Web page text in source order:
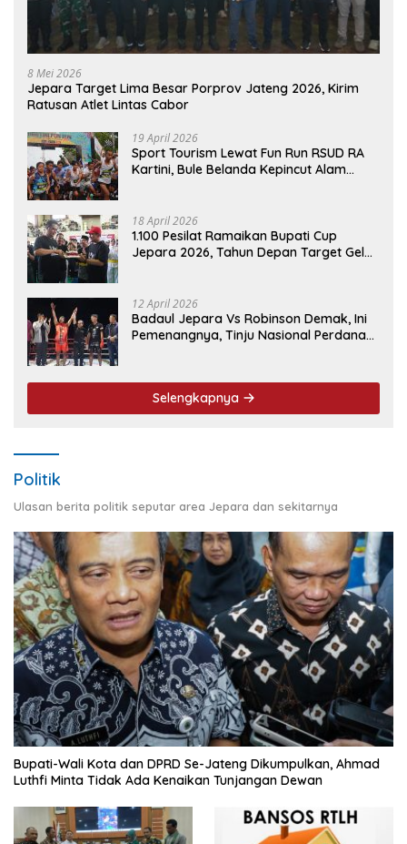
8 Mei 2026
Jepara Target Lima Besar Porprov Jateng 2026, Kirim
Ratusan Atlet Lintas Cabor
19 April 2026
Sport Tourism Lewat Fun Run RSUD RA
Kartini, Bule Belanda Kepincut Alam
18 April 2026
1.100 Pesilat Ramaikan Bupati Cup
Jepara 2026, Tahun Depan Target Gelar
12 April 2026
Badaul Jepara Vs Robinson Demak, Ini
Pemenangnya, Tinju Nasional Perdana
Selengkapnya
Politik
Ulasan berita politik seputar area Jepara dan sekitarnya
Bupati-Wali Kota dan DPRD Se-Jateng Dikumpulkan, Ahmad
Luthfi Minta Tidak Ada Kenaikan Tunjangan Dewan